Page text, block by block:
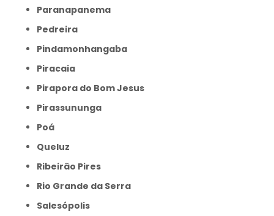
Paranapanema
Pedreira
Pindamonhangaba
Piracaia
Pirapora do Bom Jesus
Pirassununga
Poá
Queluz
Ribeirão Pires
Rio Grande da Serra
Salesópolis